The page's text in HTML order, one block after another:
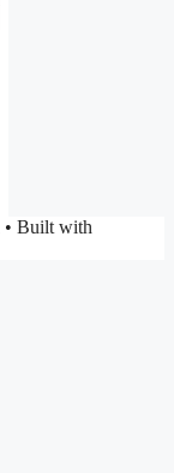
• Built with